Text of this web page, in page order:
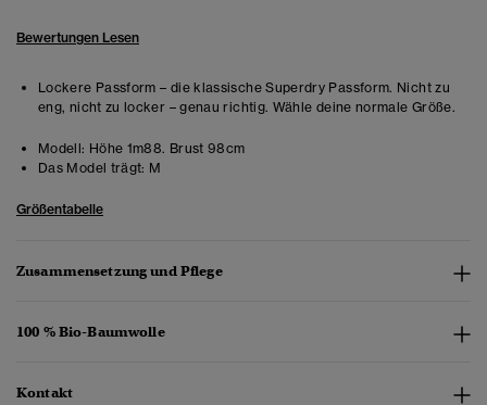
Bewertungen Lesen
Lockere Passform – die klassische Superdry Passform. Nicht zu
eng, nicht zu locker – genau richtig. Wähle deine normale Größe.
Modell: Höhe 1m88. Brust 98cm
Das Model trägt: M
Größentabelle
Zusammensetzung und Pflege
100 % Bio-Baumwolle
Kontakt